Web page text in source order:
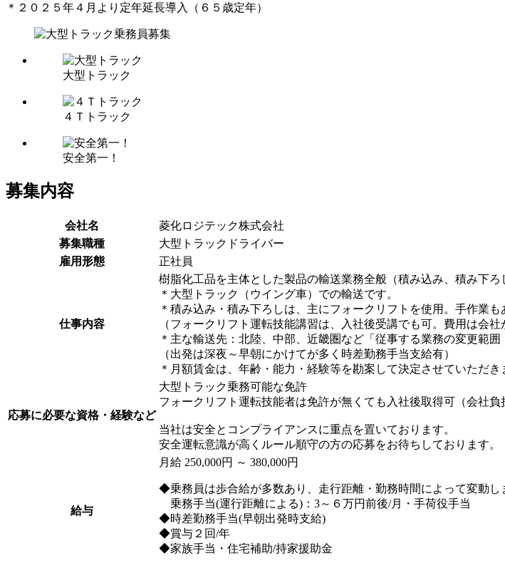
＊２０２５年４月より定年延長導入（６５歳定年）
大型トラック
４Ｔトラック
安全第一！
募集内容
会社名
菱化ロジテック株式会社
募集職種
大型トラックドライバー
雇用形態
正社員
仕事内容
樹脂化工品を主体とした製品の輸送業務全般（積み込み、積み下ろ
＊大型トラック（ウイング車）での輸送です。
＊積み込み・積み下ろしは、主にフォークリフトを使用。手作業も
（フォークリフト運転技能講習は、入社後受講でも可。費用は会社
＊主な輸送先：北陸、中部、近畿圏など「従事する業務の変更範囲
（出発は深夜～早朝にかけてが多く時差勤務手当支給有）
＊月額賃金は、年齢・能力・経験等を勘案して決定させていただき
応募に必要な資格・経験など
大型トラック乗務可能な免許
フォークリフト運転技能者は免許が無くても入社後取得可（会社負
当社は安全とコンプライアンスに重点を置いております。
安全運転意識が高くルール順守の方の応募をお待ちしております。
給与
月給 250,000円 ～ 380,000円
◆乗務員は歩合給が多数あり、走行距離・勤務時間によって変動し
乗務手当(運行距離による)：3～６万円前後/月・手荷役手当
◆時差勤務手当(早朝出発時支給)
◆賞与２回/年
◆家族手当・住宅補助/持家援助金